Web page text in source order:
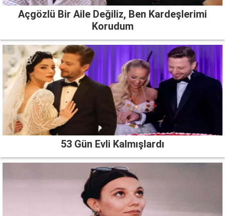
Açgözlü Bir Aile Değiliz, Ben Kardeşlerimi
Korudum
53 Gün Evli Kalmışlardı